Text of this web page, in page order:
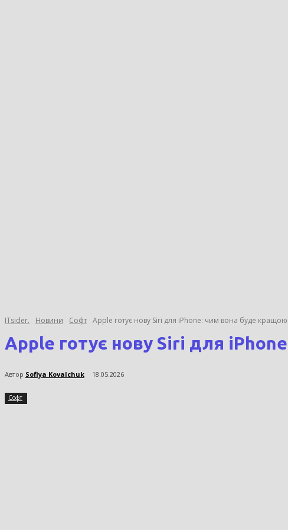
ITsider. Новини Софт Apple готує нову Siri для iPhone: чим вона буде кращою
Apple готує нову Siri для
Автор Sofiya Kovalchuk 18.05.2026
Софт